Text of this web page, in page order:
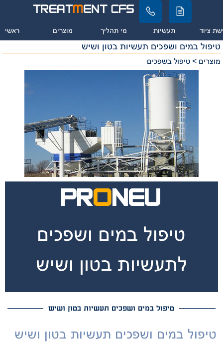
ראשי מוצרים מי תהליך תעשיות ציוד
טיפול במים ושפכים תעשיות בטון ושיש
מוצרים > טיפול בשפכים
PRONEU
טיפול במים ושפכים
לתעשיות בטון ושיש
טיפול במים ושפכים תעשיות בטון ושיש
טיפול במים ושפכים תעשיות בטון ושיש